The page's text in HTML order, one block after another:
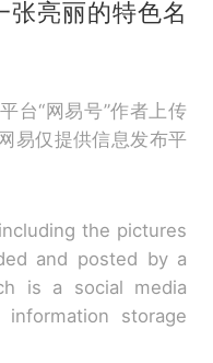
张亮丽的特色名
台“网易号”作者上传
易仅提供信息发布平
the pictures
and posted by a
is a social media
storage